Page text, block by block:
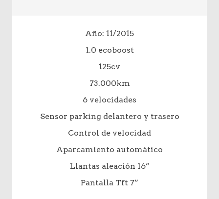
Año: 11/2015
1.0 ecoboost
125cv
73.000km
6 velocidades
Sensor parking delantero y trasero
Control de velocidad
Aparcamiento automático
Llantas aleación 16”
Pantalla Tft 7”